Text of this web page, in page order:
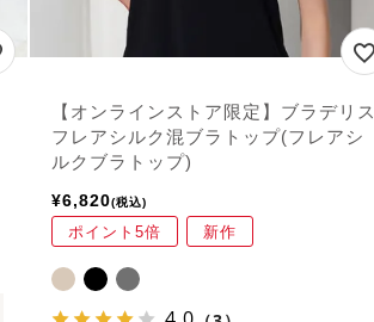
【オンラインストア限定】ブラデリス
フレアシルク混ブラトップ(フレアシ
ルクブラトップ)
¥6,820 税込
ポイント5倍 新作